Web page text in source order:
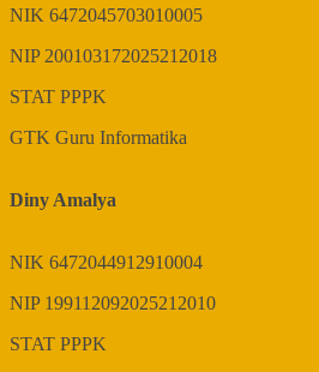
NIK 6472045703010005
NIP 200103172025212018
STAT PPPK
GTK Guru Informatika
Diny Amalya
NIK 6472044912910004
NIP 199112092025212010
STAT PPPK